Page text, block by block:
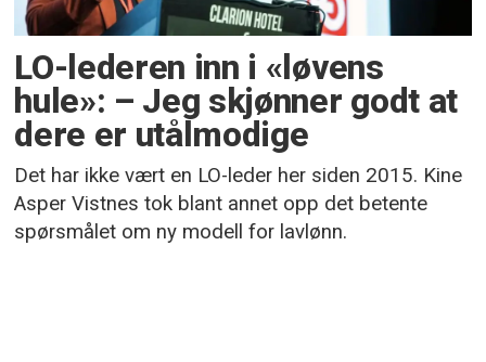
LO-lederen inn i «løvens
hule»: – Jeg skjønner godt at
dere er utålmodige
Det har ikke vært en LO-leder her siden 2015. Kine
Asper Vistnes tok blant annet opp det betente
spørsmålet om ny modell for lavlønn.